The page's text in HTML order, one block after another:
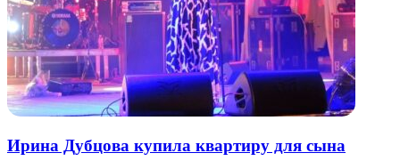
Ирина Дубцова купила квартиру для сына